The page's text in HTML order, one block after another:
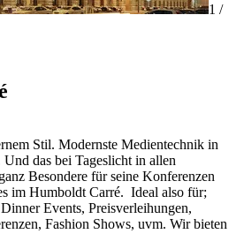
1 /
Stil. Modernste Medientechnik in
das bei Tageslicht in allen
Besondere für seine Konferenzen
im Humboldt Carré. Ideal also für;
Events, Preisverleihungen,
Fashion Shows, uvm. Wir bieten